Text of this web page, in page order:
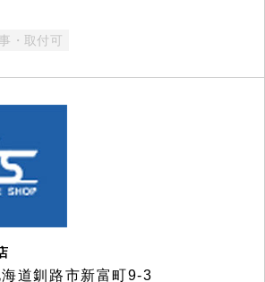
・取付可
道釧路市新富町9-3